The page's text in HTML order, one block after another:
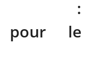
:
pour le